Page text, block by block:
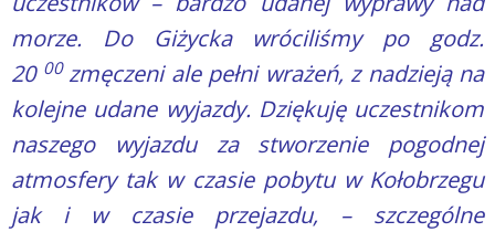
morze. Do Giżycka wróciliśmy po godz.
20 00 zmęczeni ale pełni wrażeń, z nadzieją na
kolejne udane wyjazdy. Dziękuję uczestnikom
naszego wyjazdu za stworzenie pogodnej
atmosfery tak w czasie pobytu w Kołobrzegu
jak i w czasie przejazdu, – szczególne